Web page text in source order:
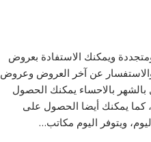
ويمكنك الاستفادة بعروض
والاستفسار عن آخر العروض وعروض
بالشهر 1500 الرياض جليسة أطفال بالشهر بالاحساء يمكنك الحصول
كما يمكنك أيضا الحصول على
ويتوفر اليوم مكاتب…